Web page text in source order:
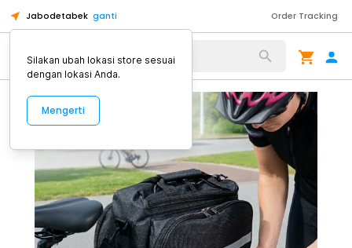
Jabodetabek ganti Order Tracking
Alat Kopi
Silakan ubah lokasi store sesuai
dengan lokasi Anda.
Mengerti